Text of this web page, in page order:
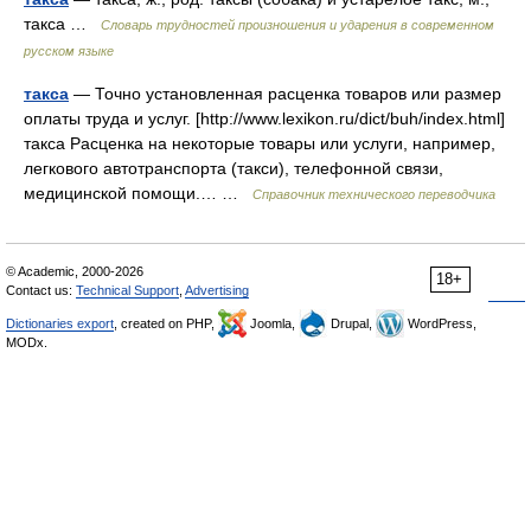
такса …
Словарь трудностей произношения и ударения в современном
русском языке
такса — Точно установленная расценка товаров или размер
оплаты труда и услуг. [http://www.lexikon.ru/dict/buh/index.html]
такса Расценка на некоторые товары или услуги, например,
легкового автотранспорта (такси), телефонной связи,
медицинской помощи.… …
Справочник технического переводчика
18+
© Academic, 2000-2026
Contact us: Technical Support Advertising
Dictionaries export , created on PHP, Joomla, Drupal,
WordPress,
MODx.